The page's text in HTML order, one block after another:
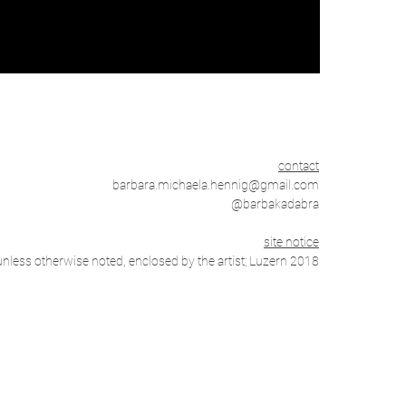
contact
barbara.michaela.hennig@gmail.com
@barbakadabra
site notice
otherwise noted, enclosed by the artist; Luzern 2018